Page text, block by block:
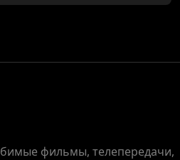
фильмы, телепередачи,